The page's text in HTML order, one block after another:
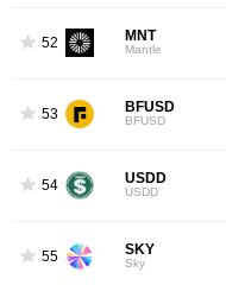
52 MNT
Mantle
53 BFUSD
BFUSD
54 USDD
USDD
55 SKY
Sky